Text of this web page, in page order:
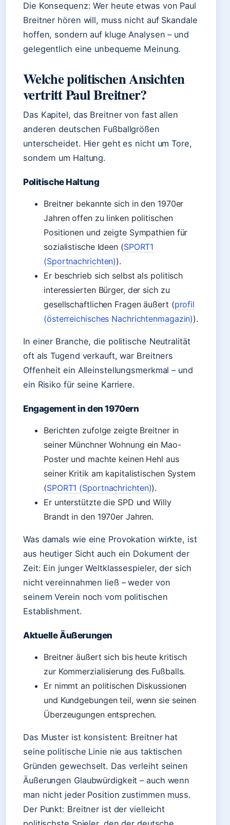
Die Konsequenz: Wer heute etwas von Paul
Breitner hören will, muss nicht auf Skandale
hoffen, sondern auf kluge Analysen – und
gelegentlich eine unbequeme Meinung.
Welche politischen Ansichten
vertritt Paul Breitner?
Das Kapitel, das Breitner von fast allen
anderen deutschen Fußballgrößen
unterscheidet. Hier geht es nicht um Tore,
sondern um Haltung.
Politische Haltung
Breitner bekannte sich in den 1970er
Jahren offen zu linken politischen
Positionen und zeigte Sympathien für
sozialistische Ideen (SPORT1
(Sportnachrichten)).
Er beschrieb sich selbst als politisch
interessierten Bürger, der sich zu
gesellschaftlichen Fragen äußert (profil
(österreichisches Nachrichtenmagazin)).
In einer Branche, die politische Neutralität
oft als Tugend verkauft, war Breitners
Offenheit ein Alleinstellungsmerkmal – und
ein Risiko für seine Karriere.
Engagement in den 1970ern
Berichten zufolge zeigte Breitner in
seiner Münchner Wohnung ein Mao-
Poster und machte keinen Hehl aus
seiner Kritik am kapitalistischen System
(SPORT1 (Sportnachrichten)).
Er unterstützte die SPD und Willy
Brandt in den 1970er Jahren.
Was damals wie eine Provokation wirkte, ist
aus heutiger Sicht auch ein Dokument der
Zeit: Ein junger Weltklassespieler, der sich
nicht vereinnahmen ließ – weder von
seinem Verein noch vom politischen
Establishment.
Aktuelle Äußerungen
Breitner äußert sich bis heute kritisch
zur Kommerzialisierung des Fußballs.
Er nimmt an politischen Diskussionen
und Kundgebungen teil, wenn sie seinen
Überzeugungen entsprechen.
Das Muster ist konsistent: Breitner hat
seine politische Linie nie aus taktischen
Gründen gewechselt. Das verleiht seinen
Äußerungen Glaubwürdigkeit – auch wenn
man nicht jeder Position zustimmen muss.
Der Punkt: Breitner ist der vielleicht